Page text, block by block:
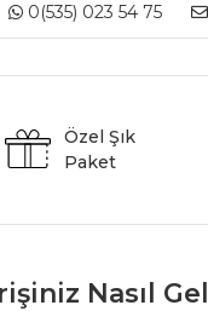
0(535) 023 54 75
Özel Şık
Paket
Nasıl